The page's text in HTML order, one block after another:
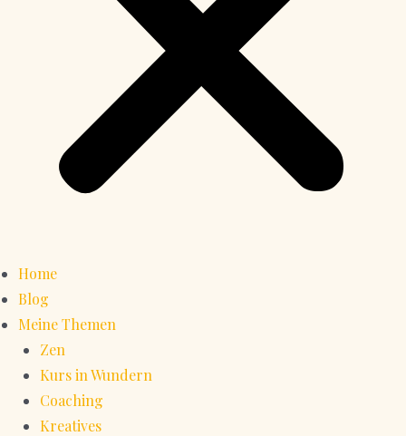
Home
Blog
Meine Themen
Zen
Kurs in Wundern
Coaching
Kreatives